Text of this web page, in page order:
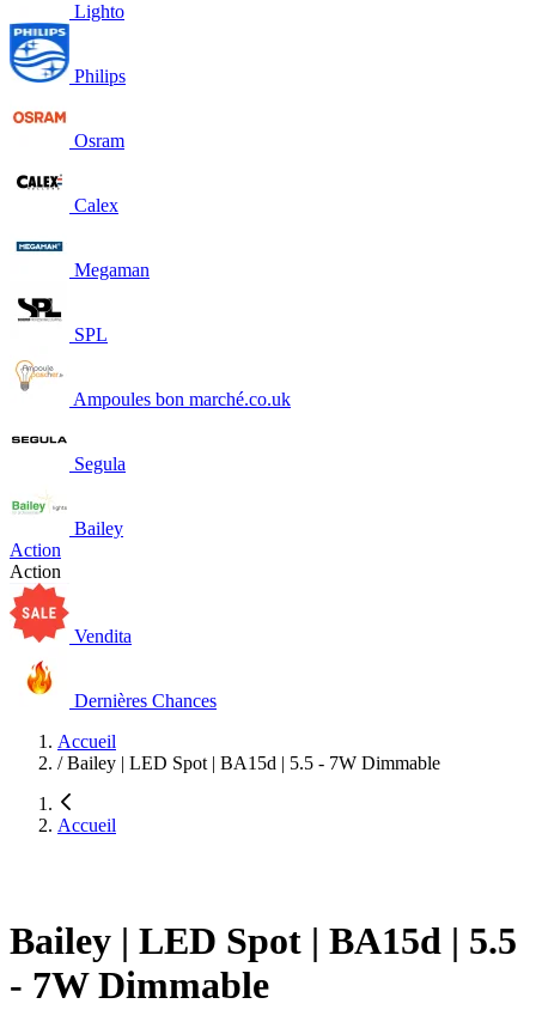
Lighto
Philips
Osram
Calex
Megaman
SPL
Ampoules bon marché.co.uk
Segula
Bailey
Action
Action
Vendita
Dernières Chances
Accueil
/ Bailey | LED Spot | BA15d | 5.5 - 7W Dimmable
Accueil
Bailey | LED Spot | BA15d | 5.5
- 7W Dimmable